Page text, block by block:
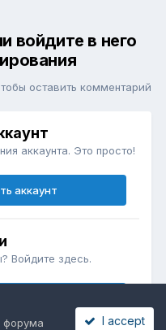
войдите в него
оставить комментарий
аккаунта. Это просто!
аккаунт
Войдите здесь.
форума
I accept